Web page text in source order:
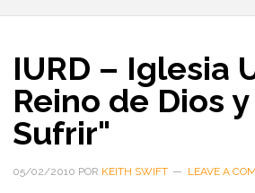
IURD – Iglesia
Reino de Dios
Sufrir"
05/02/2010 POR KEITH SWIFT LEAVE A